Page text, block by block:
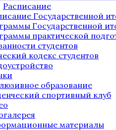
Расписание
Государственной
Государственной
практической
студентов
кодекс студентов
образование
спортивный клуб
материалы